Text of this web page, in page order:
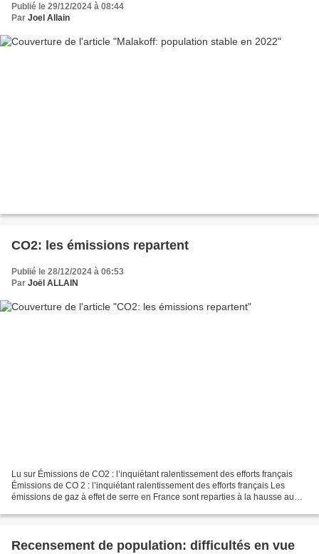
Publié le 29/12/2024 à 08:44
Par Joel Allain
CO2: les émissions repartent
Publié le 28/12/2024 à 06:53
Par Joël ALLAIN
Lu sur Émissions de CO2 : l’inquiétant ralentissement des efforts français
Émissions de CO 2 : l’inquiétant ralentissement des efforts français Les
émissions de gaz à effet de serre en France sont reparties à la hausse au
Recensement de population: difficultés en vue